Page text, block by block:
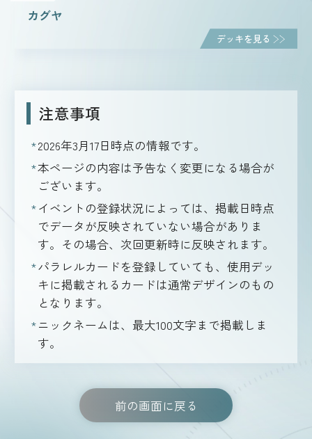
カグヤ
デッキを見る
注意事項
2026年3月17日時点の情報です。
本ページの内容は予告なく変更になる場合が
ございます。
イベントの登録状況によっては、掲載日時点
でデータが反映されていない場合がありま
す。その場合、次回更新時に反映されます。
パラレルカードを登録していても、使用デッ
キに掲載されるカードは通常デザインのもの
となります。
ニックネームは、最大100文字まで掲載しま
す。
前の画面に戻る